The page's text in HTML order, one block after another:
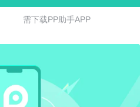
文件压缩、解压缩、PDF转换为
，占内存少，界面简约，操作简
种格式压缩包。支持解压与压缩
解压等功能；【PDF转换】常用
；图片格式：JPG, GIF, PNG
需 下 载 P P 助 手 A P P